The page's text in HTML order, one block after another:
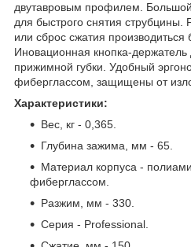
двутавровым профилем.
для быстрого снятия струбцины.
или сброс сжатия
Иновационная кнопка-
прижимной губки. Удобный
фиберглассом, защищены от
Характеристики:
Вес, кг - 0,365.
Глубина зажима, мм - 65.
Материал корпуса -
фиберглассом.
Разжим, мм - 330.
Серия - Professional.